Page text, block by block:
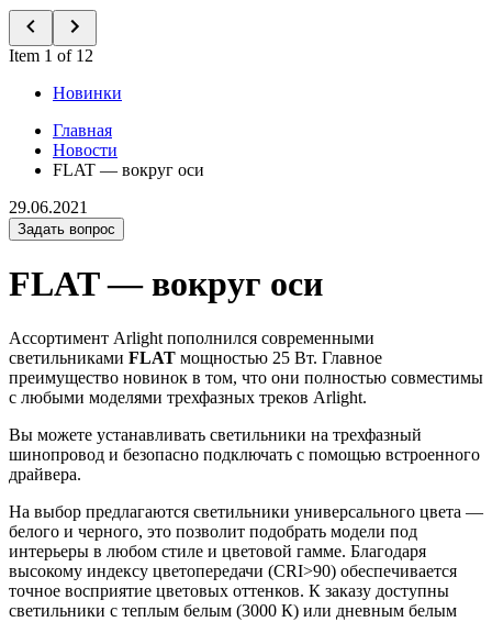
Item 1 of 12
Новинки
Главная
Новости
FLAT — вокруг оси
29.06.2021
Задать вопрос
FLAT — вокруг оси
Ассортимент Arlight пополнился современными
светильниками FLAT мощностью 25 Вт. Главное
преимущество новинок в том, что они полностью совместимы
с любыми моделями трехфазных треков Arlight.
Вы можете устанавливать светильники на трехфазный
шинопровод и безопасно подключать с помощью встроенного
драйвера.
На выбор предлагаются светильники универсального цвета —
белого и черного, это позволит подобрать модели под
интерьеры в любом стиле и цветовой гамме. Благодаря
высокому индексу цветопередачи (CRI>90) обеспечивается
точное восприятие цветовых оттенков. К заказу доступны
светильники с теплым белым (3000 К) или дневным белым